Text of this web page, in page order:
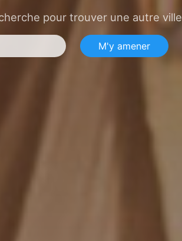
pour trouver une autre ville
M'y amener